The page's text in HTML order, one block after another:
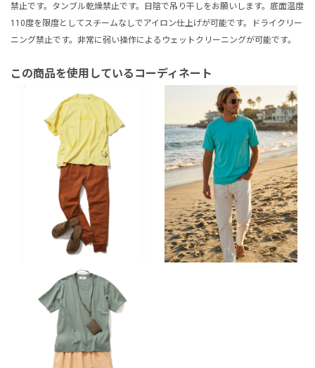
禁止です。タンブル乾燥禁止です。日陰で吊り干しをお願いします。底面温度
110度を限度としてスチームなしでアイロン仕上げが可能です。ドライクリー
ニング禁止です。非常に弱い操作によるウェットクリーニングが可能です。
この商品を使用しているコーディネート